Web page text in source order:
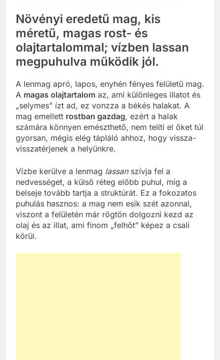
Növényi eredetű mag, kis
méretű, magas rost- és
olajtartalommal; vízben lassan
megpuhulva működik jól.
A lenmag apró, lapos, enyhén fényes felületű mag.
A magas olajtartalom az, ami különleges illatot és
„selymes” ízt ad, ez vonzza a békés halakat. A
mag emellett rostban gazdag, ezért a halak
számára könnyen emészthető, nem telíti el őket túl
gyorsan, mégis elég tápláló ahhoz, hogy vissza-
visszatérjenek a helyünkre.
Vízbe kerülve a lenmag lassanszívja fel a
nedvességet, a külső réteg előbb puhul, míg a
belseje tovább tartja a struktúrát. Ez a fokozatos
puhulás hasznos: a mag nem esik szét azonnal,
viszont a felületén már rögtön dolgozni kezd az
olaj és az illat, ami finom „felhőt” képez a csali
körül.